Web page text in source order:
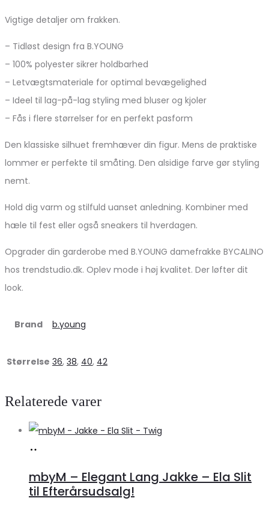
Vigtige detaljer om frakken.
– Tidløst design fra B.YOUNG
– 100% polyester sikrer holdbarhed
– Letvægtsmateriale for optimal bevægelighed
– Ideel til lag-på-lag styling med bluser og kjoler
– Fås i flere størrelser for en perfekt pasform
Den klassiske silhuet fremhæver din figur. Mens de praktiske
lommer er perfekte til småting. Den alsidige farve gør styling
nemt.
Hold dig varm og stilfuld uanset anledning. Kombiner med
hæle til fest eller også sneakers til hverdagen.
Opgrader din garderobe med B.YOUNG damefrakke BYCALINO
hos trendstudio.dk. Oplev mode i høj kvalitet. Der løfter dit
look.
Brand b.young
Størrelse 36, 38, 40, 42
Relaterede varer
Lykke
mbyM – Elegant Lang Jakke – Ela Slit
til Efterårsudsalg!